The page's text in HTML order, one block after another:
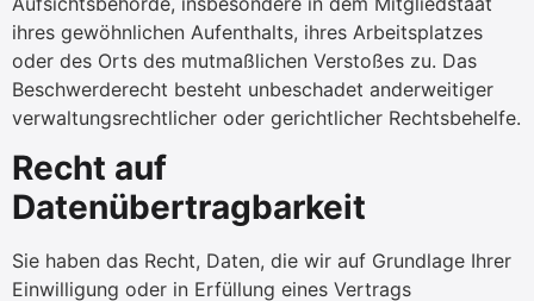
ihres gewöhnlichen Aufenthalts, ihres Arbeitsplatzes
oder des Orts des mutmaßlichen Verstoßes zu. Das
Beschwerderecht besteht unbeschadet anderweitiger
verwaltungsrechtlicher oder gerichtlicher Rechtsbehelfe.
Recht auf
Datenübertragbarkeit
Sie haben das Recht, Daten, die wir auf Grundlage Ihrer
Einwilligung oder in Erfüllung eines Vertrags